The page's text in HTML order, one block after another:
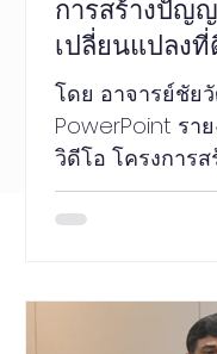
การสร้างปัญ
เปลี่ยนแปลง
โดย อาจารย์ชัย
PowerPoint รา
วิดีโอ โครงการ
นักวิชาการ เวที
ณ กระทรวง...